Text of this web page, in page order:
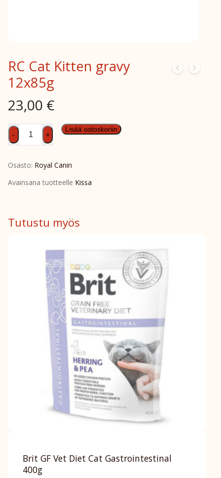
RC Cat Kitten gravy
12x85g
23,00 €
RC
Cat
gravy
12x85g
- +
Lisää ostoskoriin
Osasto: Royal Canin
Avainsana tuotteelle Kissa
Tutustu myös
Brit GF Vet Diet Cat Gastrointestinal
400g